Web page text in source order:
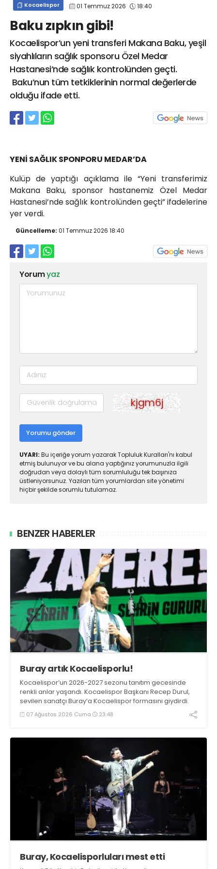
Kocaelispor 01 Temmuz 2026 18:40
Baku zıpkın gibi!
Kocaelispor’un yeni transferi Makana Baku, yeşil
siyahlıların sağlık sponsoru Özel Medar
Hastanesi’nde sağlık kontrolünden geçti.
Baku’nun tüm tetkiklerinin normal değerlerde
olduğu ifade etti.
YENİ SAĞLIK SPONPORU MEDAR’DA
Kulüp de yaptığı açıklama ile “Yeni transferimiz
Makana Baku, sponsor hastanemiz Özel Medar
Hastanesi’nde sağlık kontrolünden geçti” ifadelerine
yer verdi.
Güncelleme: 01 Temmuz 2026 18:40
Yorumyaz
Yorumu gönder
UYARI: Bu içeriğe yorum yazarak Topluluk Kuralları'nı kabul
etmiş bulunuyor ve bu alana yaptığınız yorumunuzla ilgili
doğrudan veya dolaylı tüm sorumluluğu tek başınıza
üstleniyorsunuz. Yazılan tüm yorumlardan site yönetimi
hiçbir şekilde sorumlu tutulamaz.
BENZER HABERLER
Buray artık Kocaelisporlu!
Kocaelispor’un 2026-2027 sezonu tanıtım gecesinde
renkli anlar yaşandı. Kocaelispor Başkanı Recep Durul,
sevilen sanatçı Buray’a Kocaelispor formasını giydirdi.
07 Ağustos 2026 Cuma 23:48
Buray, Kocaelisporluları mest etti
info@spor41.com